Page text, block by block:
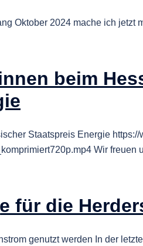
Oktober 2024 mache ich jetzt
beim
Staatspreis Energie
Wir
für die
genutzt werden In der